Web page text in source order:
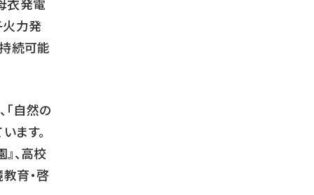
火力発
続可能
自然の
ます。
、高校
育・啓